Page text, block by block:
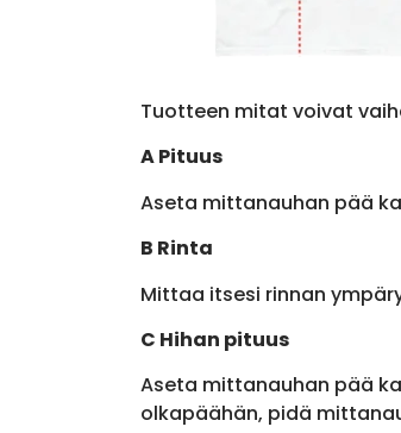
Tuotteen mitat voivat
A Pituus
Aseta mittanauhan pää
B Rinta
Mittaa itsesi rinnan
C Hihan pituus
Aseta mittanauhan pää
olkapäähän, pidä